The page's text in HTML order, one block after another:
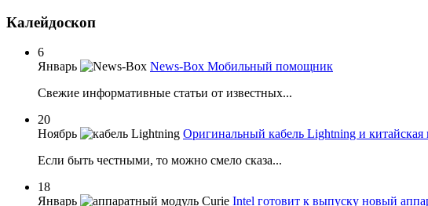
Калейдоскоп
6
Январь
News-Box Мобильный помощник
Свежие информативные статьи от известных...
20
Ноябрь
Оригинальный кабель Lightning и китайская
Если быть честными, то можно смело сказа...
18
Январь
Intel готовит к выпуску новый